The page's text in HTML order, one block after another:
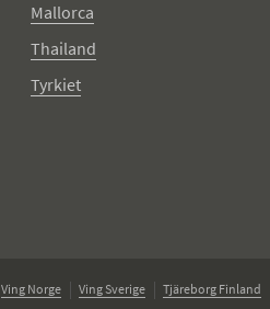
Mallorca
Thailand
Tyrkiet
Ving Norge Ving Sverige
Tjäreborg Finland